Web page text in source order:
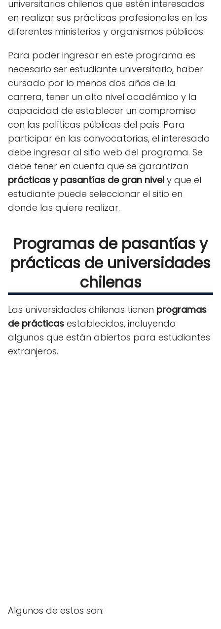
universitarios chilenos que estén interesados
en realizar sus prácticas profesionales en los
diferentes ministerios y organismos públicos.
Para poder ingresar en este programa es
necesario ser estudiante universitario, haber
cursado por lo menos dos años de la
carrera, tener un alto nivel académico y la
capacidad de establecer un compromiso
con las políticas públicas del país. Para
participar en las convocatorias, el interesado
debe ingresar al sitio web del programa. Se
debe tener en cuenta que se garantizan
prácticas y pasantías de gran nivel y que el
estudiante puede seleccionar el sitio en
donde las quiere realizar.
Programas de pasantías y
prácticas de universidades
chilenas
Las universidades chilenas tienen programas
de prácticas establecidos, incluyendo
algunos que están abiertos para estudiantes
extranjeros.
Algunos de estos son: